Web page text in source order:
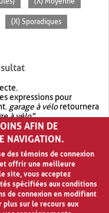
(X) Sporadiques
expressions pour
garage à véloretournera
à vélo".
avec OR.garage OR vélo
quegarage à vélo
AFIN DE
NAVIGATION.
des témoins de connexion
offrir une meilleure
site, vous acceptez
spécifiées aux conditions
de connexion en modifiant
plus sur le recours aux